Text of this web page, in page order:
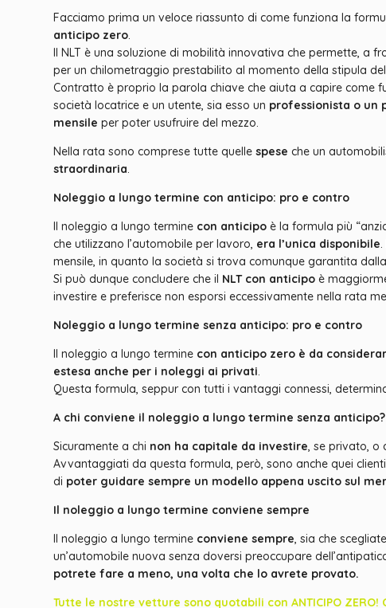
Facciamo prima un veloce riassunto di come funziona la
anticipo zero.
Il NLT è una soluzione di mobilità innovativa che permette, a
per un chilometraggio prestabilito al momento della stipula
Contratto è proprio la parola chiave che aiuta a capire come
società locatrice e un utente, sia esso un professionista o un
mensile per poter usufruire del mezzo.
Nella rata sono comprese tutte quellespese che un
straordinaria.
Noleggio a lungo termine con anticipo: pro e contro
Il noleggio a lungo termine con anticipo è la formula più
che utilizzano l’automobile per lavoro, era l’unica disponibile
mensile, in quanto la società si trova comunque garantita
Si può dunque concludere che il NLT con anticipo è
investire e preferisce non esporsi eccessivamente nella rata
Noleggio a lungo termine senza anticipo: pro e contro
Il noleggio a lungo termine con anticipo zero è da
estesa anche per i noleggi ai privati.
Questa formula, seppur con tutti i vantaggi connessi,
A chi conviene il noleggio a lungo termine senza anticipo?
Sicuramente a chi non ha capitale da investire, se privato, o
Avvantaggiati da questa formula, però, sono anche quei
di poter guidare sempre un modello appena uscito sul
Il noleggio a lungo termine conviene sempre
Il noleggio a lungo termine conviene sempre, sia che
un’automobile nuova senza doversi preoccupare
potrete fare a meno, una volta che lo avrete provato.
Tutte le nostre vetture sono quotabili con ANTICIPO ZERO!